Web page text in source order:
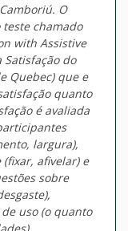
O
chamado
with Assistive
Satisfação do
Quebec) que e
quanto
é avaliada
largura),
afivelar) e
sobre
uso (o quanto